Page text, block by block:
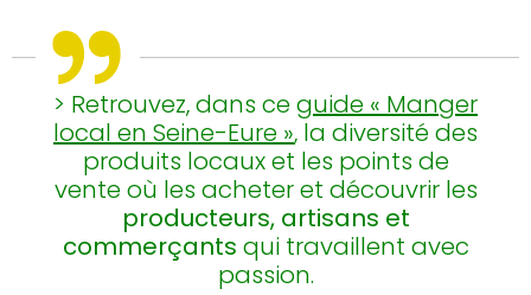
> Retrouvez, dans ceguide « Manger
local en Seine-Eure », la diversité des
produits locaux et les points de
vente où les acheter et découvrir les
producteurs, artisans et
commerçants qui travaillent avec
passion.